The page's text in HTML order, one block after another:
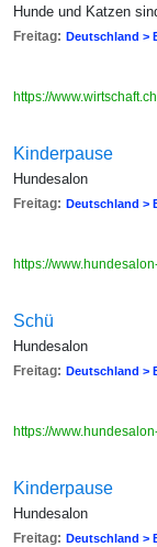
Hunde und Katzen
Freitag: Deutschland >
https://
Kinderpause
Hundesalon
Freitag: Deutschland >
https://
Schü
Hundesalon
Freitag: Deutschland >
https://
Kinderpause
Hundesalon
Freitag: Deutschland >